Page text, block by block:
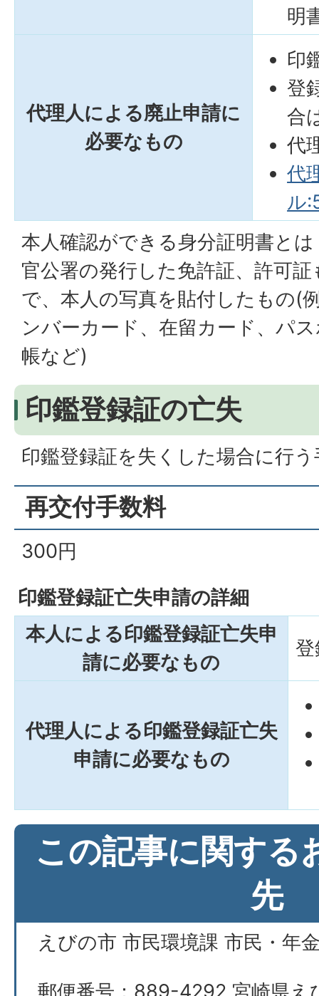
明
代理人による廃止申請に
必要なもの
印
登
合
代
代
ル
本人確認ができる身分証明書とは
官公署の発行した免許証、許可
で、本人の写真を貼付したもの(
ンバーカード、在留カード、パ
帳など)
印鑑登録証の亡失
印鑑登録証を失くした場合に行
再交付手数料
300円
印鑑登録証亡失申請の詳細
本人による印鑑登録証亡失申
請に必要なもの
代理人による印鑑登録証亡失
申請に必要なもの
この記事に関する
先
えびの市 市民環境課 市民・年